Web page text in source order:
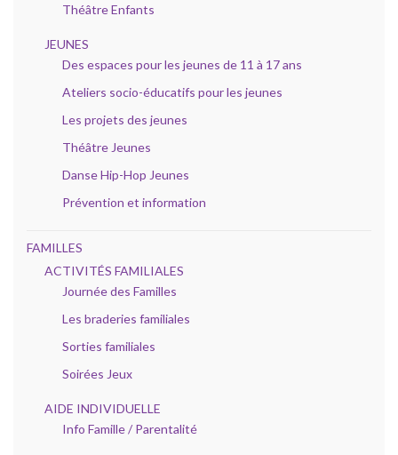
Théâtre Enfants
JEUNES
Des espaces pour les jeunes de 11 à 17 ans
Ateliers socio-éducatifs pour les jeunes
Les projets des jeunes
Théâtre Jeunes
Danse Hip-Hop Jeunes
Prévention et information
FAMILLES
ACTIVITÉS FAMILIALES
Journée des Familles
Les braderies familiales
Sorties familiales
Soirées Jeux
AIDE INDIVIDUELLE
Info Famille / Parentalité